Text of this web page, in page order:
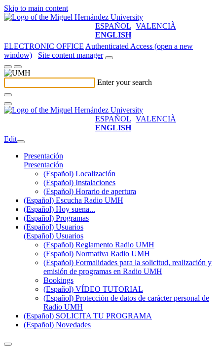
Skip to main content
ESPAÑOL VALENCIÀ
ENGLISH
ELECTRONIC OFFICE Authenticated Access (open a new
window)
Site content manager
Enter your search
ESPAÑOL VALENCIÀ
ENGLISH
Edit
Presentación
Presentación
(Español) Localización
(Español) Instalaciones
(Español) Horario de apertura
(Español) Escucha Radio UMH
(Español) Hoy suena...
(Español) Programas
(Español) Usuarios
(Español) Usuarios
(Español) Reglamento Radio UMH
(Español) Normativa Radio UMH
(Español) Formalidades para la solicitud, realización y
emisión de programas en Radio UMH
Bookings
(Español) VÍDEO TUTORIAL
(Español) Protección de datos de carácter personal de
Radio UMH
(Español) SOLICITA TU PROGRAMA
(Español) Novedades